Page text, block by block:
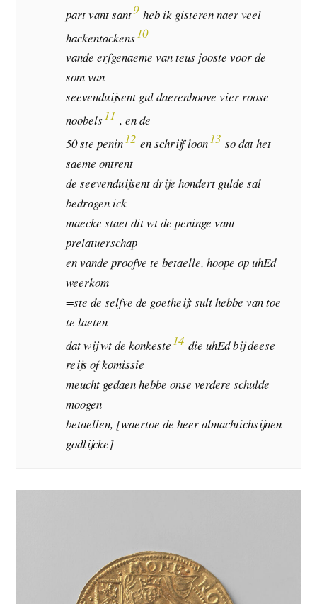
part vant sant9 heb ik gisteren naer veel
hackentackens10
vande erfgenaeme van teus jooste voor de
som van
seevenduijsent gul daerenboove vier roose
noobels11 , en de
50 ste penin12 en schrijf loon13 so dat het
saeme ontrent
de seevenduijsent drije hondert gulde sal
bedragen ick
maecke staet dit wt de peninge vant
prelatuerschap
en vande proofve te betaelle, hoope op uhEd
weerkom
=ste de selfve de goetheijt sult hebbe van toe
te laeten
dat wij wt de konkeste 14 die uhEd bij deese
reijs of komissie
meucht gedaen hebbe onse verdere schulde
moogen
betaellen, [waertoe de heer almachtichsijnen
godlijcke]